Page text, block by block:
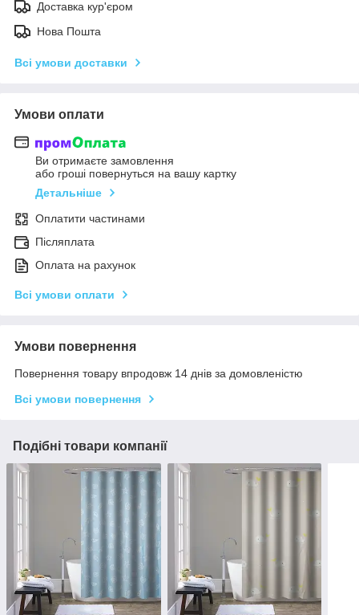
Доставка кур'єром
Нова Пошта
Всі умови доставки
Умови оплати
Ви отримаєте замовлення
або гроші повернуться на вашу картку
Детальніше
Оплатити частинами
Післяплата
Оплата на рахунок
Всі умови оплати
Умови повернення
Повернення товару впродовж 14 днів за домовленістю
Всі умови повернення
Подібні товари компанії